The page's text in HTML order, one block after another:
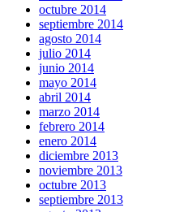
octubre 2014
septiembre 2014
agosto 2014
julio 2014
junio 2014
mayo 2014
abril 2014
marzo 2014
febrero 2014
enero 2014
diciembre 2013
noviembre 2013
octubre 2013
septiembre 2013